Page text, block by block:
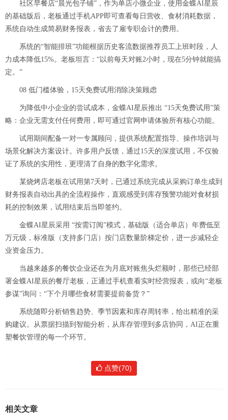
社区早餐店“晨光包子铺”，作为单店小微企业，使用金蝶AI星辰
的基础版后，老板通过手机APP即可查看每日营收、食材消耗数据，
系统自动生成简易财务报表，省去了雇专职会计的费用。
系统的“智能排班”功能根据历史客流数据推荐员工上班时段，人
力成本降低15%。老板坦言：“以前每天对账2小时，现在5分钟就能搞
定。”
08 低门槛体验，15天免费试用消除决策顾虑
为降低中小企业的尝试成本，金蝶AI星辰推出 “15天免费试用”策
略：企业无需支付任何费用，即可通过官网申请体验所有核心功能。
试用期间配备一对一专属顾问，提供系统配置指导、操作培训与
场景化解决方案设计。许多用户反馈，通过15天的深度试用，不仅验
证了系统的实用性，更理清了自身的数字化需求。
某烧烤店老板在试用第7天时，已通过系统完成从采购订单生成到
财务报表自动出具的全流程操作，直观感受到库存预警功能对食材损
耗的控制效果，试用结束后当即签约。
金蝶AI星辰采用 “按需订阅”模式，基础版（适合单店）年费低至
万元级，标准版（支持多门店）按门店数量阶梯定价，进一步减轻企
业资金压力。
当越来越多的餐饮企业还在为月底对账焦头烂额时，那些已经部
署金蝶AI星辰的餐厅老板，正通过手机查看实时经营报表，或向“老板
参谋”询问：“下个月哪些食材需要提前备货？”
系统随即分析销售趋势、季节因素和库存周转率，给出精准的采
购建议。从票据扫描到智能分析，从库存管理到多店协同，AI正在重
塑餐饮管理的每一个环节。
点赞(70)
相关文章